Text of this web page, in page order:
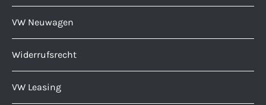
VW Neuwagen
Widerrufsrecht
VW Leasing